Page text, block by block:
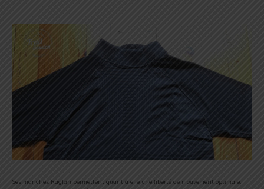
Ses manches Raglan permettent quant à elle une liberté de mouvement optimale,